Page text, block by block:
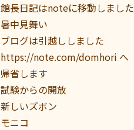
館長日記はnoteに移動しました
暑中見舞い
ブログは引越ししました
https://note.com/domhori へ
帰省します
試験からの開放
新しいズボン
モニコ